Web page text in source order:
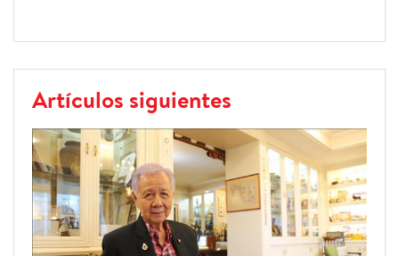
Artículos siguientes